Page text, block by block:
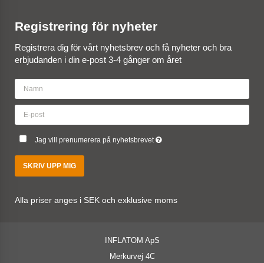
Registrering för nyheter
Registrera dig för vårt nyhetsbrev och få nyheter och bra
erbjudanden i din e-post 3-4 gånger om året
Jag vill prenumerera på nyhetsbrevet
SKRIV UPP MIG
Alla priser anges i SEK och exklusive moms
INFLATOM ApS
Merkurvej 4C